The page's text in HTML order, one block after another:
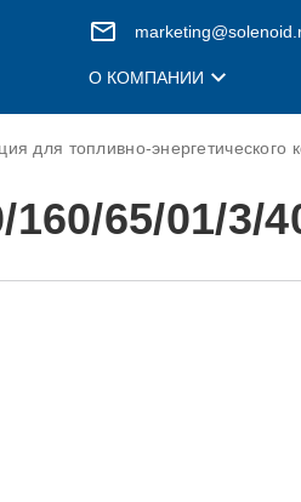
О КОМПАНИИ
ЭНЕРГЕТИЧЕСКОГО
для топливно-энергетического
65/01/3/